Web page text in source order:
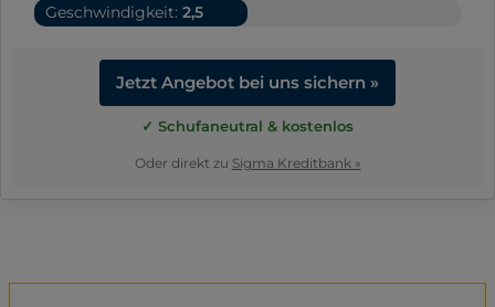
Geschwindigkeit: 2,5
Jetzt Angebot bei uns sichern »
✓ Schufaneutral & kostenlos
Oder direkt zu Sigma Kreditbank »